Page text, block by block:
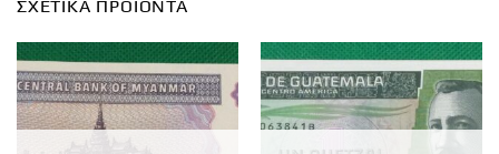
ΣΧΕΤΙΚΆ ΠΡΟΪΌΝΤΑ